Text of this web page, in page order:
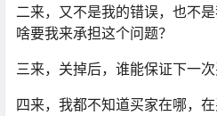
二来，又不是我的错误，也不
啥要我来承担这个问题？
三来，关掉后，谁能保证下一次
四来，我都不知道买家在哪，